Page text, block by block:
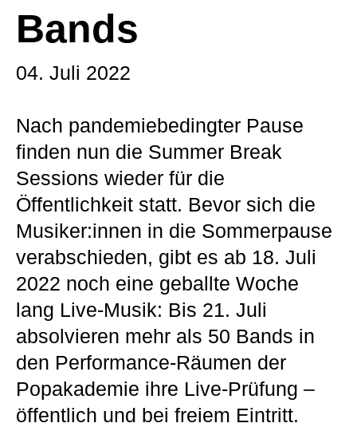
Bands
04. Juli 2022
Nach pandemiebedingter Pause
finden nun die Summer Break
Sessions wieder für die
Öffentlichkeit statt. Bevor sich die
Musiker:innen in die Sommerpause
verabschieden, gibt es ab 18. Juli
2022 noch eine geballte Woche
lang Live-Musik: Bis 21. Juli
absolvieren mehr als 50 Bands in
den Performance-Räumen der
Popakademie ihre Live-Prüfung –
öffentlich und bei freiem Eintritt.